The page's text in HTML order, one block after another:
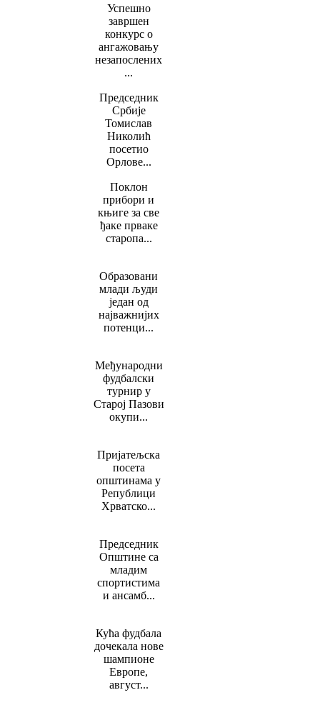
Успешно
завршен
конкурс о
ангажовању
незапослених
...
Председник
Србије
Томислав
Николић
посетио
Орлове...
Поклон
прибори и
књиге за све
ђаке прваке
старопа...
Образовани
млади људи
један од
најважнијих
потенци...
Међународни
фудбалски
турнир у
Старој Пазови
окупи...
Пријатељска
посета
општинама у
Републици
Хрватско...
Председник
Општине са
младим
спортистима
и ансамб...
Кућа фудбала
дочекала нове
шампионе
Европе,
август...